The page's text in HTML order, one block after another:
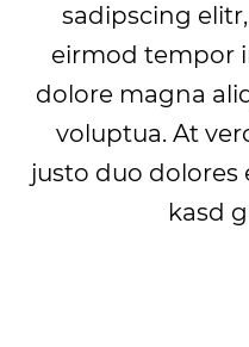
sadipscing
eirmod tempor
dolore magna
voluptua. At
justo duo dolores
kasd